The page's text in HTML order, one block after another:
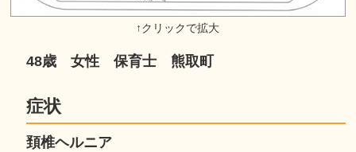
48歳 女性 保育士 熊取町
症状
頚椎ヘルニア